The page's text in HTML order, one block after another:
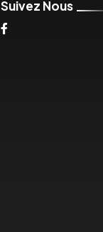
Suivez Nous